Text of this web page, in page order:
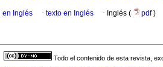
en Inglés · texto en Inglés · Inglés ( pdf)
Todo el contenido de esta revista,